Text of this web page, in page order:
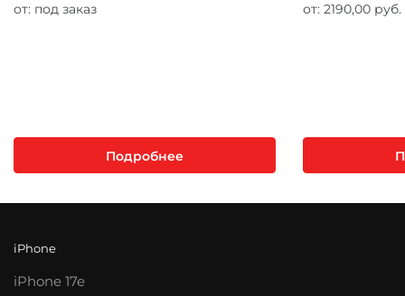
от: под заказ
Подробнее
от: 2190,00 руб.
iPhone
iPhone 17e